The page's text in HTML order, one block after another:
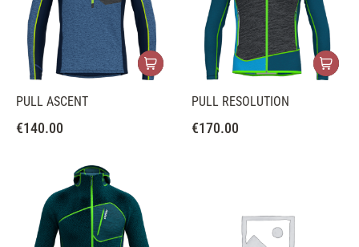
PULL ASCENT
€140.00
PULL RESOLUTION
€170.00